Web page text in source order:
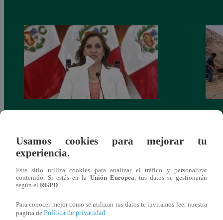
También te puede
Usamos cookies para mejorar tu
experiencia.
Este sitio utiliza cookies para analizar el tráfico y personalizar
contenido. Si estás en la Unión Europea , tus datos se gestionarán
según el RGPD
Para conocer mejor como se utilizan tus datos te invitamos leer nuestra
pagina de Política de privacidad